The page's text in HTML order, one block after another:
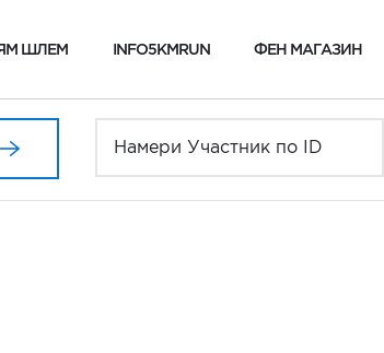
ШЛЕМ INFO5KMRUN ФЕН МАГАЗИН